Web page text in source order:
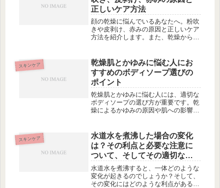
正しいケア方法
顔の乾燥に悩んでいるあなたへ。粉吹
きや皮剥け、赤みの原因と正しいケア
方法を紹介します。また、乾燥からく
ケアアイテムをご紹介します。保湿を
重視した基礎化粧品や肌を潤すフェイ
ス...
スキンケア
乾燥肌とかゆみに悩む人にお
すすめのボディソープ選びの
ポイント
乾燥肌とかゆみに悩む人には、適切な
ボディソープの選び方が重要です。乾
燥によるかゆみの原因や肌への影響に
ープの特徴も把握しておく必要があり
ます。この記事では、乾燥肌でかゆみ
を感...
スキンケア
水道水を煮沸した場合の変化
は？その利点と必要な注意に
ついて、そしてその適切な手
法について詳しく解説しま
す。
水道水を煮沸すると、一体どのような
変化が起きるのでしょうか？そして、
その変化にはどのような利点があるの